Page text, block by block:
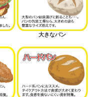
大きなパン